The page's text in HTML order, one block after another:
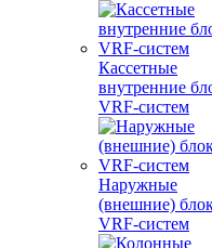
Кассетные
внутренние
VRF-систем
Наружные
(внешние)
VRF-систем